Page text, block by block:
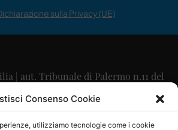
Consenso Cookie
utilizziamo tecnologie come i cookie
sulla Privacy (UE)
| aut. Tribunale di Palermo n.11 del
29/09/2015